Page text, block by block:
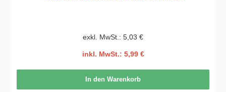
exkl. MwSt.: 5,03 €
inkl. MwSt.: 5,99 €
In den Warenkorb